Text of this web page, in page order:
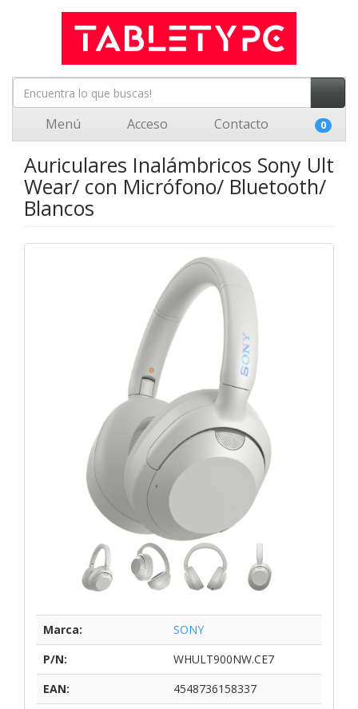
Menú Acceso Contacto 0
Auriculares Inalámbricos Sony Ult
Wear/ con Micrófono/ Bluetooth/
Blancos
Marca:
SONY
P/N:
WHULT900NW.CE7
EAN:
4548736158337